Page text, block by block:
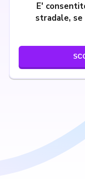
E'
stradale,